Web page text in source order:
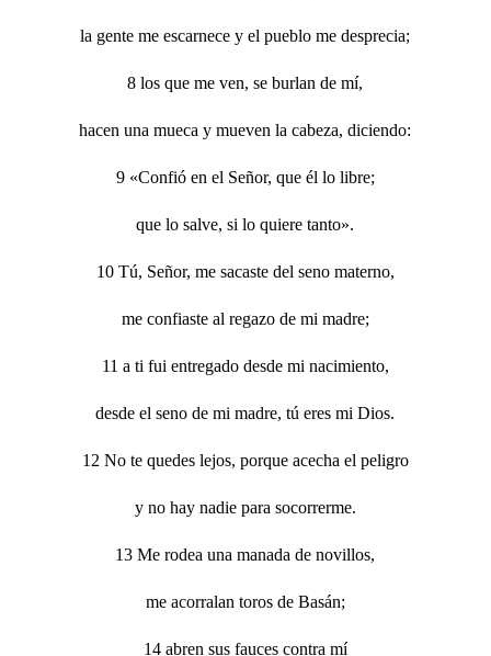
la gente me escarnece y el pueblo me desprecia;
8 los que me ven, se burlan de mí,
hacen una mueca y mueven la cabeza, diciendo:
9 «Confió en el Señor, que él lo libre;
que lo salve, si lo quiere tanto».
10 Tú, Señor, me sacaste del seno materno,
me confiaste al regazo de mi madre;
11 a ti fui entregado desde mi nacimiento,
desde el seno de mi madre, tú eres mi Dios.
12 No te quedes lejos, porque acecha el peligro
y no hay nadie para socorrerme.
13 Me rodea una manada de novillos,
me acorralan toros de Basán;
14 abren sus fauces contra mí